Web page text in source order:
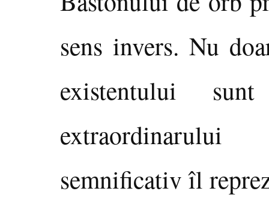
sens invers. Nu
existentului
semnificativ îl